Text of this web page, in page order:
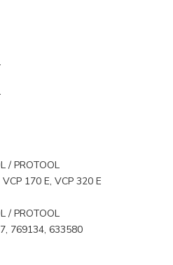
/ PROTOOL
170 E, VCP 320 E
/ PROTOOL
769134, 633580